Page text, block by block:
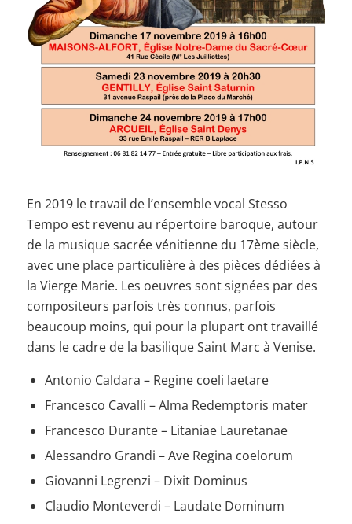
En 2019 le travail de l’ensemble vocal Stesso
Tempo est revenu au répertoire baroque, autour
de la musique sacrée vénitienne du 17ème siècle,
avec une place particulière à des pièces dédiées à
la Vierge Marie. Les oeuvres sont signées par des
compositeurs parfois très connus, parfois
beaucoup moins, qui pour la plupart ont travaillé
dans le cadre de la basilique Saint Marc à Venise.
Antonio Caldara – Regine coeli laetare
Francesco Cavalli – Alma Redemptoris mater
Francesco Durante – Litaniae Lauretanae
Alessandro Grandi – Ave Regina coelorum
Giovanni Legrenzi – Dixit Dominus
Claudio Monteverdi – Laudate Dominum